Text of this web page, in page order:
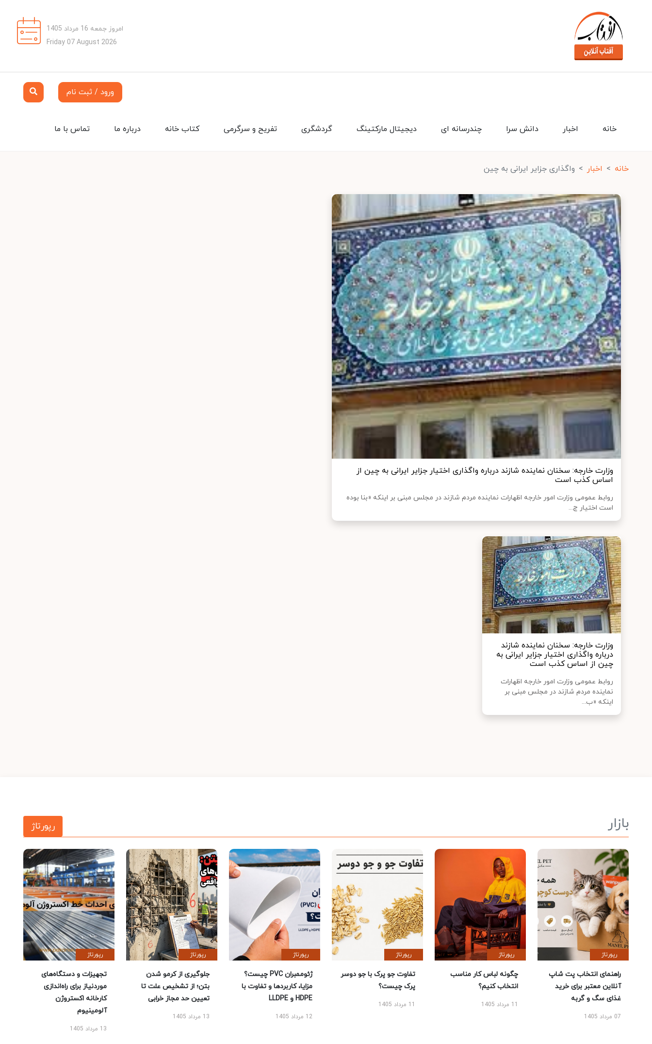
امروز جمعه 16 مرداد 1405
Friday 07 August 2026
ورود / ثبت نام
تماس با ما درباره ما کتاب خانه تفریح و سرگرمی گردشگری دیجیتال مارکتینگ چندرسانه ای دانش سرا اخبار خانه
خانه اخبار واگذاری جزایر ایرانی به چین
وزارت خارجه: سخنان نماینده شازند درباره واگذاری اختیار جزایر ایرانی به چین از
اساس کذب است
روابط عمومی وزارت امور خارجه اظهارات نماینده مردم شازند در مجلس مبنی بر اینکه «بنا بوده
است اختیار ج...
وزارت خارجه: سخنان نماینده شازند
درباره واگذاری اختیار جزایر ایرانی به
چین از اساس کذب است
روابط عمومی وزارت امور خارجه اظهارات
نماینده مردم شازند در مجلس مبنی بر
اینکه «ب...
بازار رپورتاژ
رپورتاژ
راهنمای انتخاب پت شاپ
آنلاین معتبر برای خرید
غذای سگ و گربه
07 مرداد 1405
رپورتاژ
چگونه لباس کار مناسب
انتخاب کنیم؟
11 مرداد 1405
رپورتاژ
تفاوت جو پرک با جو دوسر
پرک چیست؟
11 مرداد 1405
رپورتاژ
ژئوممبران PVC چیست؟
مزایا، کاربردها و تفاوت با
HDPE و LLDPE
12 مرداد 1405
رپورتاژ
جلوگیری از کرمو شدن
بتن؛ از تشخیص علت تا
تعیین حد مجاز خرابی
13 مرداد 1405
رپورتاژ
تجهیزات و دستگاه‌های
موردنیاز برای راه‌اندازی
کارخانه اکستروژن
آلومینیوم
13 مرداد 1405